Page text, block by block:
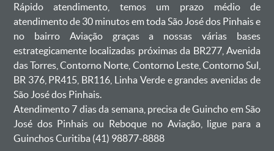
Rápido atendimento, temos um prazo médio de
atendimento de 30 minutos em toda São José dos Pinhais e
no bairro Aviação graças a nossas várias bases
estrategicamente localizadas próximas da BR277, Avenida
das Torres, Contorno Norte, Contorno Leste, Contorno Sul,
BR 376, PR415, BR116, Linha Verde e grandes avenidas de
São José dos Pinhais.
Atendimento 7 dias da semana, precisa de Guincho em São
José dos Pinhais ou Reboque no Aviação, ligue para a
Guinchos Curitiba (41) 98877-8888